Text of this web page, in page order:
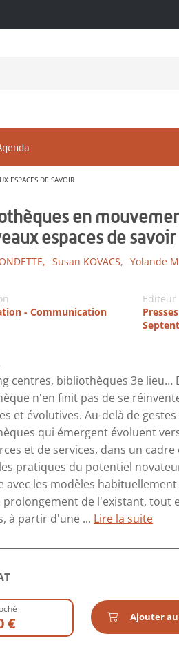
ESPACES DE SAVOIR
en
espaces de savoir
Susan KOVACS, Yolande
- Communication
Editeur
centres, bibliothèques 3e
n'en finit pas de se
et évolutives. Au-delà de
qui émergent évoluent
et de services, dans un
pratiques du potentiel
avec les modèles
prolongement de l'existant, tout
à partir d'une ... Lire la suite
€ Ajouter